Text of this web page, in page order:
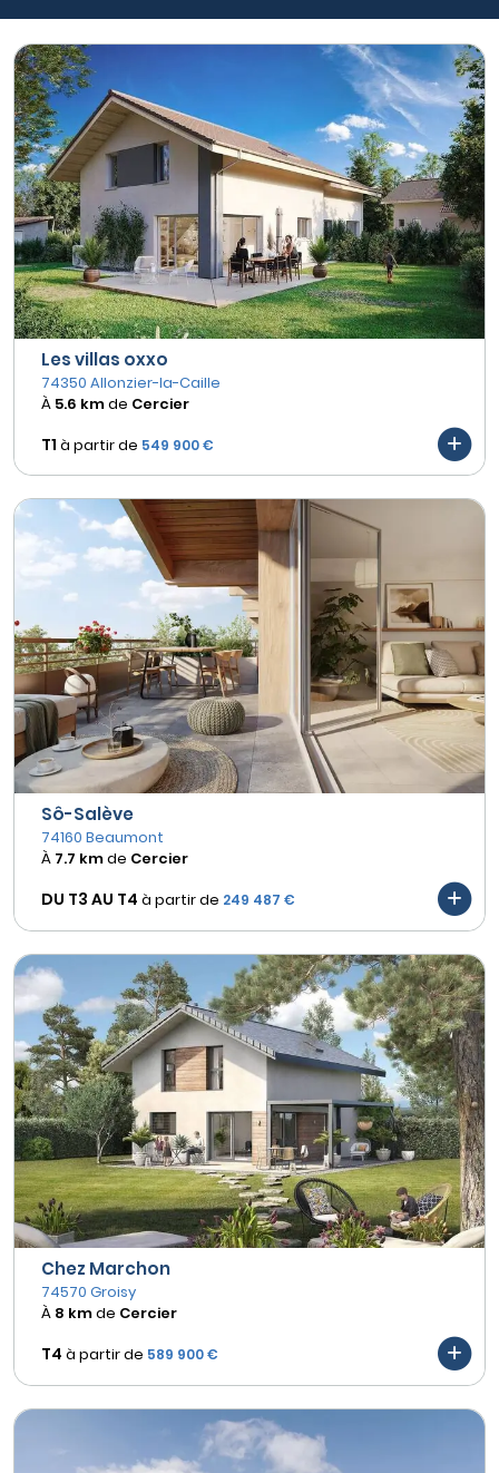
Les villas oxxo
74350 Allonzier-la-Caille
À 5.6 kmde Cercier
T1 à partir de 549 900 €
Sô-Salève
74160 Beaumont
À 7.7 kmde Cercier
DU T3 AU T4 à partir de 249 487 €
Chez Marchon
74570 Groisy
À 8 kmde Cercier
T4 à partir de 589 900 €